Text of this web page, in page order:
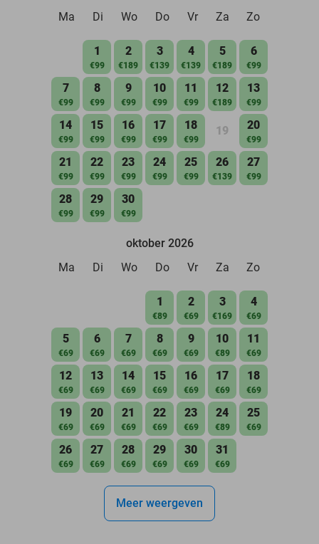
Ma
Di Wo Do Vr Za Zo
1
€99
2
€189
3
€139
4
€139
5
€189
6
€99
7
€99
8
€99
9
€99
10
€99
11
€99
12
€189
13
€99
14
€99
15
€99
16
€99
17
€99
18
€99
19 20
€99
21
€99
22
€99
23
€99
24
€99
25
€99
26
€139
27
€99
28
€99
29
€99
30
€99
oktober 2026
Ma
Di Wo Do Vr Za Zo
1
€89
2
€69
3
€169
4
€69
5
€69
6
€69
7
€69
8
€69
9
€69
10
€89
11
€69
12
€69
13
€69
14
€69
15
€69
16
€69
17
€69
18
€69
19
€69
20
€69
21
€69
22
€69
23
€69
24
€89
25
€69
26
€69
27
€69
28
€69
29
€69
30
€69
31
€69
Meer weergeven